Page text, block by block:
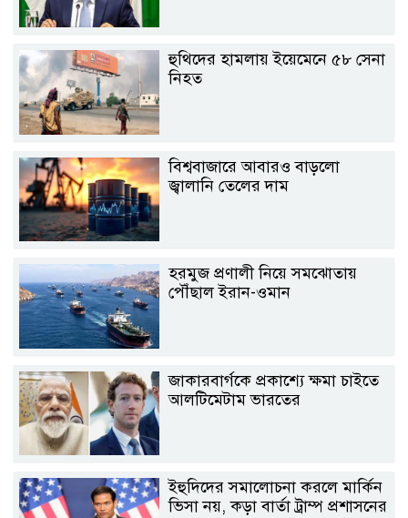
হুথিদের হামলায় ইয়েমেনে ৫৮ সেনা
নিহত
বিশ্ববাজারে আবারও বাড়লো
জ্বালানি তেলের দাম
হরমুজ প্রণালী নিয়ে সমঝোতায়
পৌঁছাল ইরান-ওমান
জাকারবার্গকে প্রকাশ্যে ক্ষমা চাইতে
আলটিমেটাম ভারতের
ইহুদিদের সমালোচনা করলে মার্কিন
ভিসা নয়, কড়া বার্তা ট্রাম্প প্রশাসনের